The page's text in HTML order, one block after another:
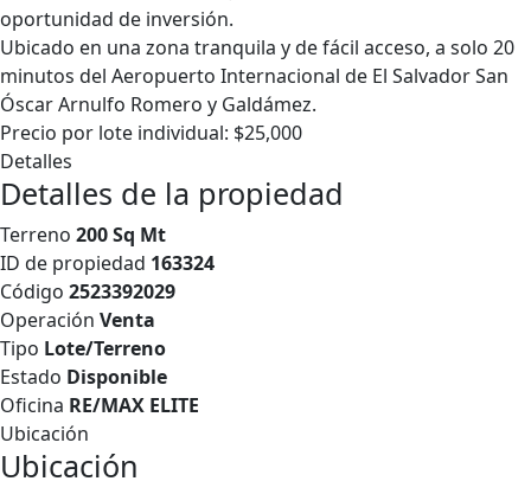
oportunidad de inversión.
Ubicado en una zona tranquila y de fácil acceso, a solo 20
minutos del Aeropuerto Internacional de El Salvador San
Óscar Arnulfo Romero y Galdámez.
Precio por lote individual: $25,000
Detalles
Detalles de la propiedad
Terreno 200 Sq Mt
ID de propiedad 163324
Código 2523392029
Operación Venta
Tipo Lote/Terreno
Estado Disponible
Oficina RE/MAX ELITE
Ubicación
Ubicación